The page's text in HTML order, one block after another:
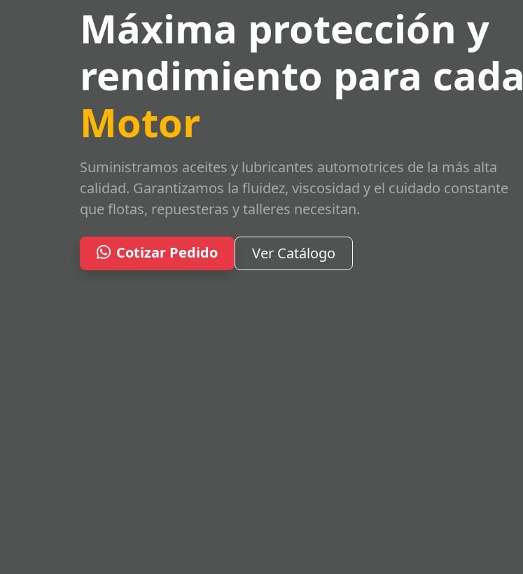
Máxima protección y
rendimiento para cada
Motor
Suministramos aceites y lubricantes automotrices de la más alta
calidad. Garantizamos la fluidez, viscosidad y el cuidado constante
que flotas, repuesteras y talleres necesitan.
Cotizar Pedido Ver Catálogo